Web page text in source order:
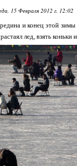
15 Февраля 2012 г. 12:02
и конец этой зимы
лед, взять коньки